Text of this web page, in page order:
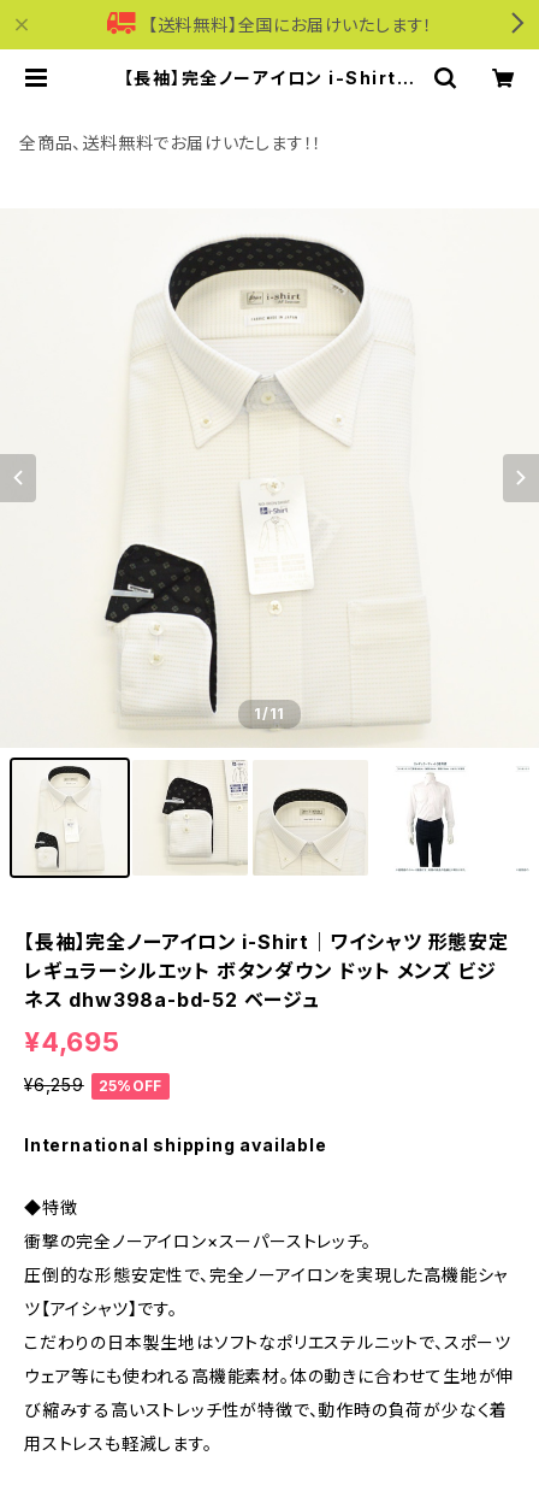
【送料無料】全国にお届けいたします！
【長袖】完全ノーアイロン i-Shirt｜
ジネス dhw398a-bd-52 ベージュ
| モリワンワールドオンラインショップ
全商品、送料無料でお届けいたします！！
1/11
【長袖】完全ノーアイロン i-Shirt｜ワイシャツ 形態安定
レギュラーシルエット ボタンダウン ドット メンズ ビジ
ネス dhw398a-bd-52 ベージュ
¥4,695
¥6,259 25%OFF
International shipping available
◆特徴
衝撃の完全ノーアイロン×スーパーストレッチ。
圧倒的な形態安定性で、完全ノーアイロンを実現した高機能シャ
ツ【アイシャツ】です。
こだわりの日本製生地はソフトなポリエステルニットで、スポーツ
ウェア等にも使われる高機能素材。体の動きに合わせて生地が伸
び縮みする高いストレッチ性が特徴で、動作時の負荷が少なく着
用ストレスも軽減します。